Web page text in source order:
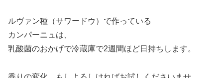
ルヴァン種（サワードウ）で作っている
カンパーニュは、
乳酸菌のおかげで冷蔵庫で2週間ほど日持ちします。